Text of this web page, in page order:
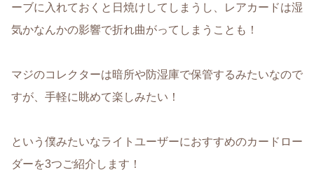
ーブに入れておくと日焼けしてしまうし、レアカードは湿
気かなんかの影響で折れ曲がってしまうことも！
マジのコレクターは暗所や防湿庫で保管するみたいなので
すが、手軽に眺めて楽しみたい！
という僕みたいなライトユーザーにおすすめのカードロー
ダーを3つご紹介します！